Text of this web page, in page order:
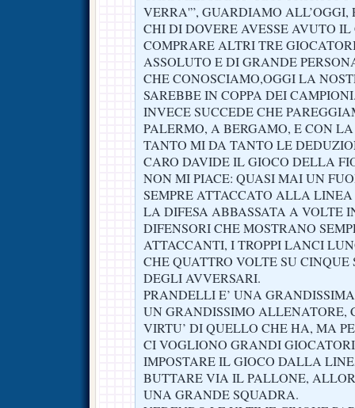
VERRA'”, GUARDIAMO ALL’OGGI,
CHI DI DOVERE AVESSE AVUTO
COMPRARE ALTRI TRE
ASSOLUTO E DI GRANDE
CHE CONOSCIAMO,OGGI LA
SAREBBE IN COPPA DEI
INVECE SUCCEDE CHE
PALERMO, A BERGAMO, E CON
TANTO MI DA TANTO LE
CARO DAVIDE IL GIOCO DELLA
NON MI PIACE: QUASI MAI UN
SEMPRE ATTACCATO ALLA LINEA
LA DIFESA ABBASSATA A VOLTE
DIFENSORI CHE MOSTRANO
ATTACCANTI, I TROPPI LANCI
CHE QUATTRO VOLTE SU CINQUE
DEGLI AVVERSARI.
PRANDELLI E’ UNA
UN GRANDISSIMO ALLENATORE,
VIRTU’ DI QUELLO CHE HA, MA
CI VOGLIONO GRANDI
IMPOSTARE IL GIOCO DALLA
BUTTARE VIA IL PALLONE,
UNA GRANDE SQUADRA.